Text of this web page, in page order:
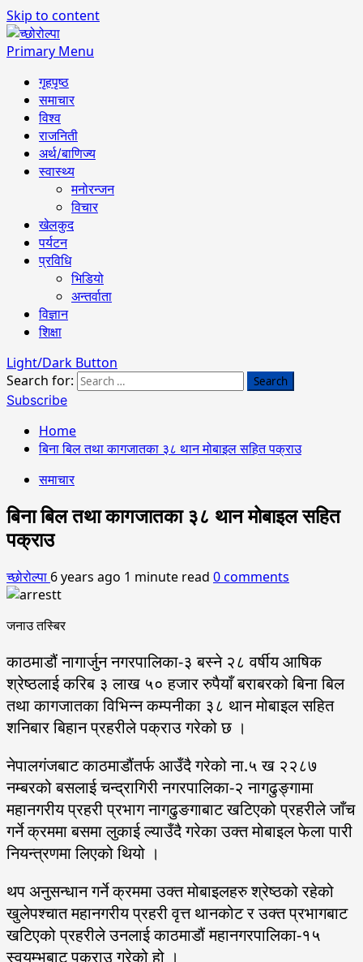
Skip to content
Primary Menu
गृहपृष्ठ
समाचार
विश्व
राजनिती
अर्थ/बाणिज्य
स्वास्थ्य
मनोरन्जन
विचार
खेलकुद
पर्यटन
प्रविधि
भिडियो
अन्तर्वाता
विज्ञान
शिक्षा
Light/Dark Button
Search for:
Subscribe
Home
बिना बिल तथा कागजातका ३८ थान मोबाइल सहित पक्राउ
समाचार
बिना बिल तथा कागजातका ३८ थान मोबाइल सहित
पक्राउ
च्छोरोल्पा 6 years ago 1 minute read 0 comments
जनाउ तस्बिर
काठमाडौं नागार्जुन नगरपालिका-३ बस्ने २८ वर्षीय आषिक
श्रेष्ठलाई करिब ३ लाख ५० हजार रुपैयाँ बराबरको बिना बिल
तथा कागजातका विभिन्न कम्पनीका ३८ थान मोबाइल सहित
शनिबार बिहान प्रहरीले पक्राउ गरेको छ ।
नेपालगंजबाट काठमाडौंतर्फ आउँदै गरेको ना.५ ख २२८७
नम्बरको बसलाई चन्द्रागिरी नगरपालिका-२ नागढुङ्गामा
महानगरीय प्रहरी प्रभाग नागढुङगाबाट खटिएको प्रहरीले जाँच
गर्ने क्रममा बसमा लुकाई ल्याउँदै गरेका उक्त मोबाइल फेला पारी
नियन्त्रणमा लिएको थियो ।
थप अनुसन्धान गर्ने क्रममा उक्त मोबाइलहरु श्रेष्ठको रहेको
खुलेपश्चात महानगरीय प्रहरी वृत्त थानकोट र उक्त प्रभागबाट
खटिएको प्रहरीले उनलाई काठमाडौं महानगरपालिका-१५
स्वयम्भूबाट पक्राउ गरेको हो ।